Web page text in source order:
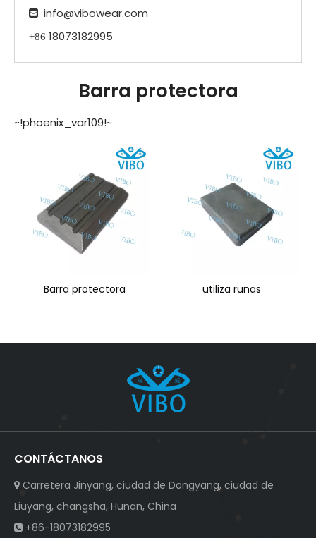
 info@vibowear.com
+86 18073182995
Barra protectora
~!phoenix_var109!~
Barra protectora utiliza runas
CONTÁCTANOS
 Carretera Jinyang, ciudad de Dongyang, ciudad de
Liuyang, changsha, Hunan, China
 +86-18073182995